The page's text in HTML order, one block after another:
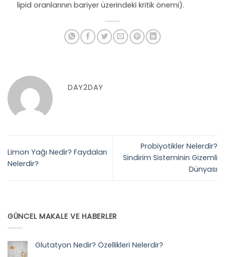
lipid oranlarının bariyer üzerindeki kritik önemi).
DAY2DAY
Limon Yağı Nedir? Faydaları
Nelerdir?
Probiyotikler Nelerdir?
Sindirim Sisteminin Gizemli
Dünyası
GÜNCEL MAKALE VE HABERLER
Glutatyon Nedir? Özellikleri Nelerdir?